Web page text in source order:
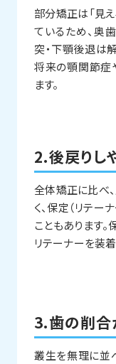
部分矯正は「見
ているため、奥
突・下顎後退は
将来の顎関節症
ます。
2.後戻りし
全体矯正に比べ
く、保定（リテー
こともあります
リテーナーを装
3.歯の削合
叢生を無理に並